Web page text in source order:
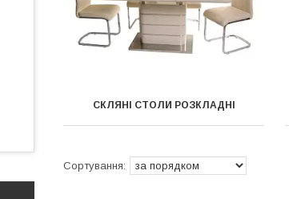
СКЛЯНІ СТОЛИ РОЗКЛАДНІ